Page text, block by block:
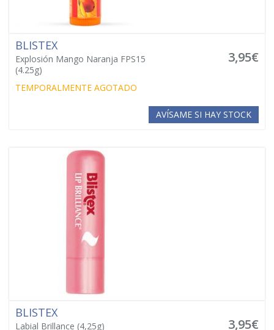
BLISTEX
Explosión Mango Naranja FPS15
(4.25g)
3,95€
TEMPORALMENTE AGOTADO
AVÍSAME SI HAY STOCK
BLISTEX
Labial Brillance (4,25g) 3,95€